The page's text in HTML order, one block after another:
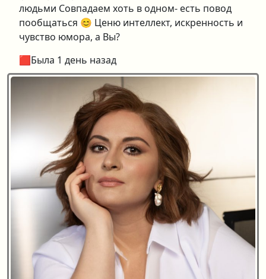
людьми Совпадаем хоть в одном- есть повод
пообщаться 😊 Ценю интеллект, искренность и
чувство юмора, а Вы?
🟥Была 1 день назад